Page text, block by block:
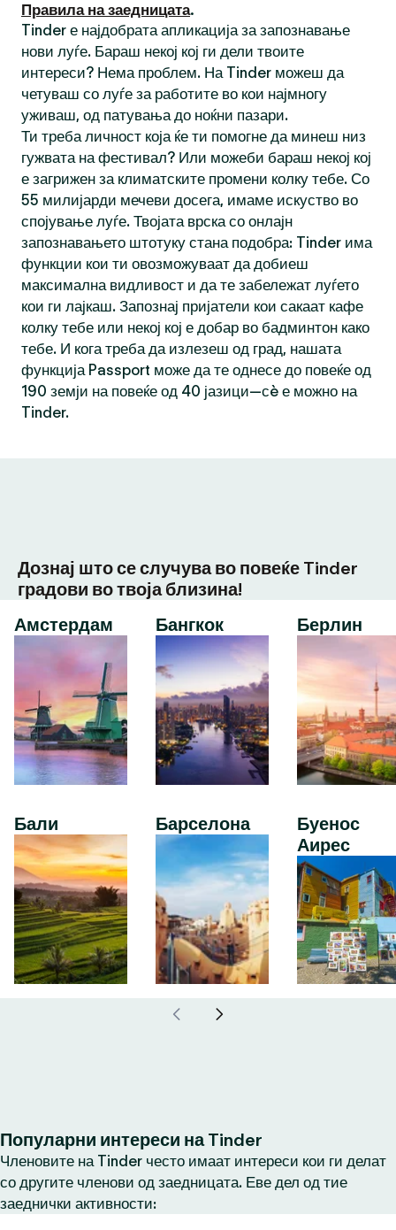
Правила на заедницата.
Tinder е најдобрата апликација за запознавање
нови луѓе. Бараш некој кој ги дели твоите
интереси? Нема проблем. На Tinder можеш да
четуваш со луѓе за работите во кои најмногу
уживаш, од патувања до ноќни пазари.
Ти треба личност која ќе ти помогне да минеш низ
гужвата на фестивал? Или можеби бараш некој кој
е загрижен за климатските промени колку тебе. Со
55 милијарди мечеви досега, имаме искуство во
спојување луѓе. Твојата врска со онлајн
запознавањето штотуку стана подобра: Tinder има
функции кои ти овозможуваат да добиеш
максимална видливост и да те забележат луѓето
кои ги лајкаш. Запознај пријатели кои сакаат кафе
колку тебе или некој кој е добар во бадминтон како
тебе. И кога треба да излезеш од град, нашата
функција Passport може да те однесе до повеќе од
190 земји на повеќе од 40 јазици—сè е можно на
Tinder.
Дознај што се случува во повеќе Tinder
градови во твоја близина!
Амстердам
Бали
Бангкок
Барселона
Берлин
Буенос
Аирес
Популарни интереси на Tinder
Членовите на Tinder често имаат интереси кои ги делат
со другите членови од заедницата. Еве дел од тие
заеднички активности: